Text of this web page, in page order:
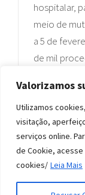
Valorizamos
Utilizamos
visitação,
serviços online.
de Cookie,
cookies/ Leia Mais
hospitalar,
meio de
a 5 de
de mil
© Todos